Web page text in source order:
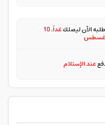
الآن ليصلكغداً،10
عند الإستلام